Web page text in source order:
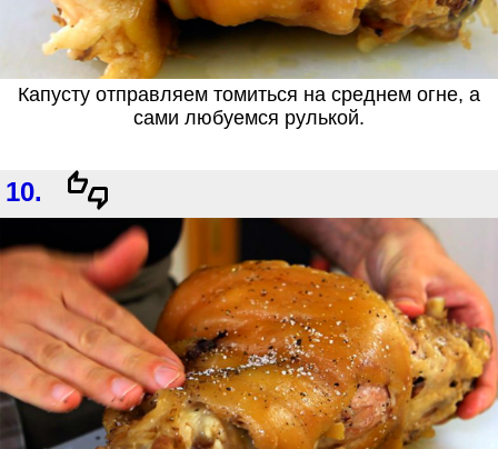
Капусту отправляем томиться на среднем огне, а
сами любуемся рулькой.
10.